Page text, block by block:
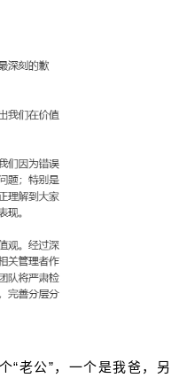
“老公”，一个是我爸，另